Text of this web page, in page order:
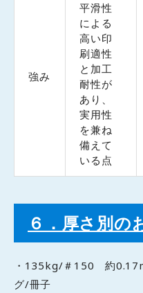
強み
平滑性
による
高い印
刷適性
と加工
耐性が
あり、
実用性
を兼ね
備えて
いる点
６．厚さ別の
・135kg/＃150 約
グ/冊子